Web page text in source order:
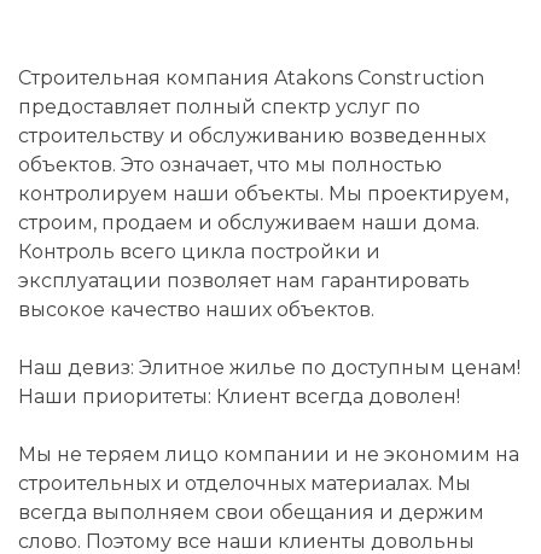
Строительная компания Atakons Construction
предоставляет полный спектр услуг по
строительству и обслуживанию возведенных
объектов. Это означает, что мы полностью
контролируем наши объекты. Мы проектируем,
строим, продаем и обслуживаем наши дома.
Контроль всего цикла постройки и
эксплуатации позволяет нам гарантировать
высокое качество наших объектов.
Наш девиз: Элитное жилье по доступным ценам!
Наши приоритеты: Клиент всегда доволен!
Мы не теряем лицо компании и не экономим на
строительных и отделочных материалах. Мы
всегда выполняем свои обещания и держим
слово. Поэтому все наши клиенты довольны